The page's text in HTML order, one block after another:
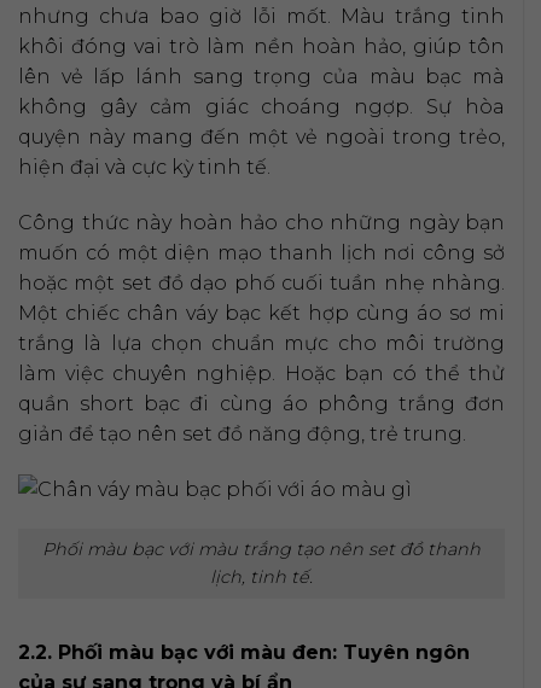
nhưng chưa bao giờ lỗi mốt. Màu trắng tinh
khôi đóng vai trò làm nền hoàn hảo, giúp tôn
lên vẻ lấp lánh sang trọng của màu bạc mà
không gây cảm giác choáng ngợp. Sự hòa
quyện này mang đến một vẻ ngoài trong trẻo,
hiện đại và cực kỳ tinh tế.
Công thức này hoàn hảo cho những ngày bạn
muốn có một diện mạo thanh lịch nơi công sở
hoặc một set đồ dạo phố cuối tuần nhẹ nhàng.
Một chiếc chân váy bạc kết hợp cùng áo sơ mi
trắng là lựa chọn chuẩn mực cho môi trường
làm việc chuyên nghiệp. Hoặc bạn có thể thử
quần short bạc đi cùng áo phông trắng đơn
giản để tạo nên set đồ năng động, trẻ trung.
Phối màu bạc với màu trắng tạo nên set đồ thanh
lịch, tinh tế.
2.2. Phối màu bạc với màu đen: Tuyên ngôn
của sự sang trọng và bí ẩn